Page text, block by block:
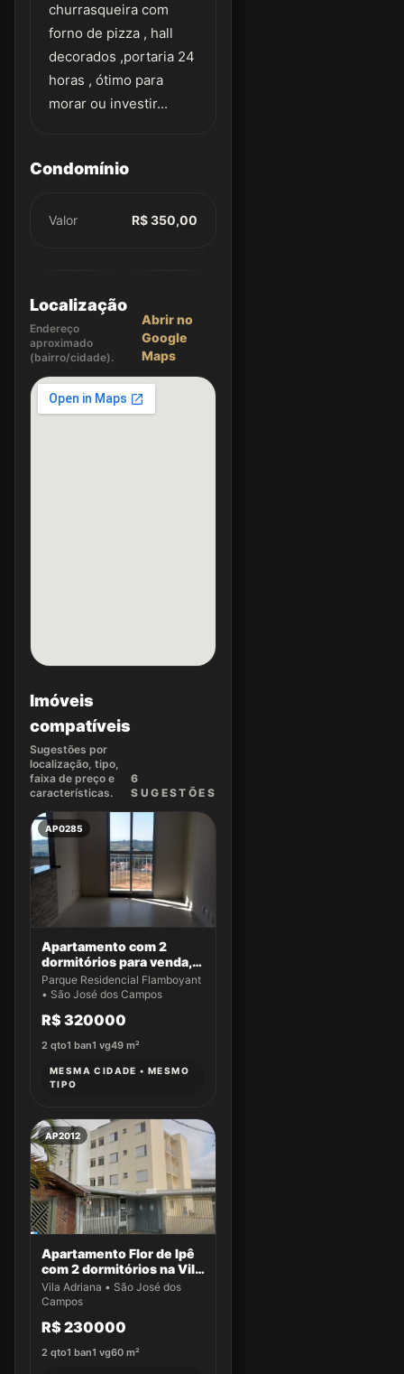
churrasqueira com
forno de pizza , hall
decorados ,portaria 24
horas , ótimo para
morar ou investir...
Condomínio
Valor R$ 350,00
Localização
Endereço
aproximado
(bairro/cidade).
Abrir no
Google
Maps
Imóveis
compatíveis
Sugestões por
localização, tipo,
faixa de preço e
características.
6
SUGEST ÕES
AP0285
Apartamento com 2
dormitórios para venda,
49 m² por R$ 320.000,00
- Parque Residencial
dos Campos/SP
Parque Residencial Flamboyant
• São José dos Campos
R$ 320000
2 qto1 ban1 vg49 m²
MESMA CIDADE • MESMO
TIPO
AP2012
Apartamento Flor de Ipê
com 2 dormitórios na Vila
Adriana
Vila Adriana • São José dos
Campos
R$ 230000
2 qto1 ban1 vg60 m²